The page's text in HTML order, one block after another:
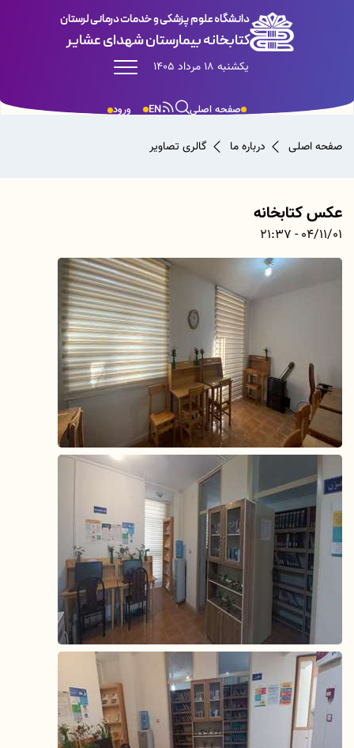
دانشگاه علوم پزشکی و خدمات درمانی لرستان
کتابخانه بیمارستان شهدای عشایر
یکشنبه 18 مرداد 1405
ورود EN صفحه اصلی
صفحه اصلی درباره ما گالری تصاویر
عکس کتابخانه
04/11/01 - 21:37